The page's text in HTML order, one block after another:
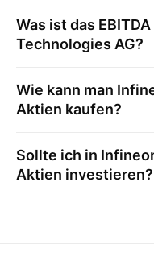
Was ist das
Technologies AG?
Wie kann man
Aktien kaufen?
Sollte ich in
Aktien investieren?